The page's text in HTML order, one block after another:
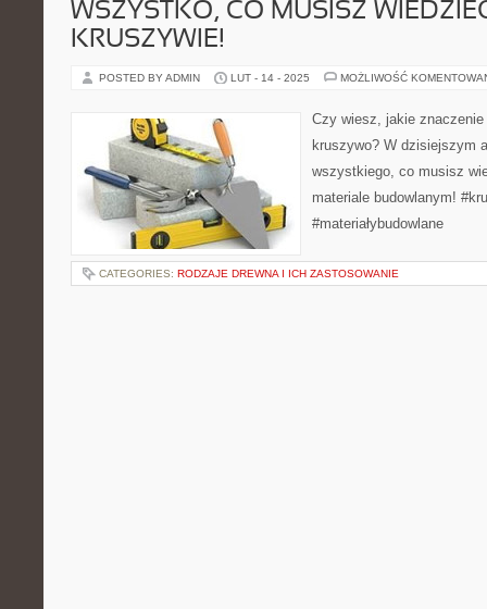
WSZYSTKO, CO MUSISZ
KRUSZYWIE!
POSTED BY ADMIN LUT - 14 - 2025 MOŻLIWOŚĆ
Czy wiesz, jakie
kruszywo? W dzisiejszym
wszystkiego, co musisz
materiale budowlanym!
#materiałybudowlane
CATEGORIES: RODZAJE DREWNA I ICH ZASTOSOWANIE